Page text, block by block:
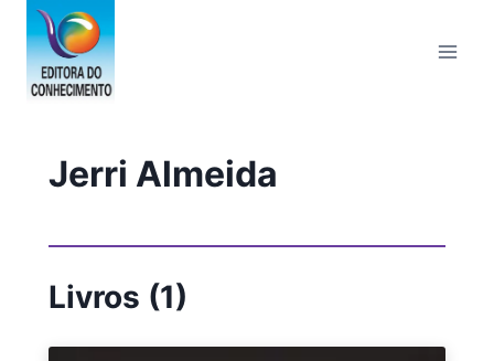
Pular
para
Conteúdo
Jerri Almeida
Livros (1)